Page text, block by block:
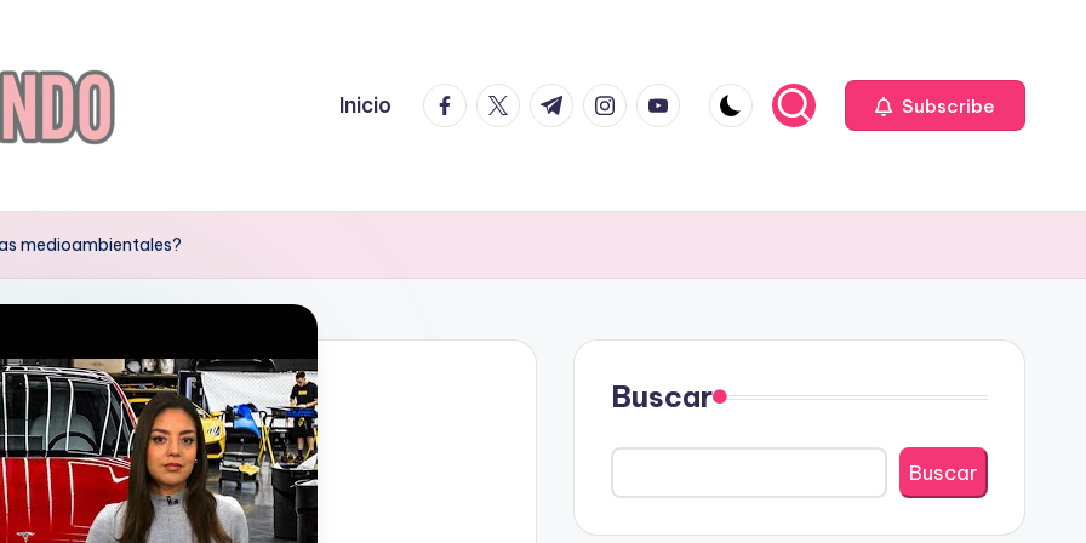
Inicio facebook.com
twitter.com
t.me instagram.com
youtube.com Subscribe
medioambientales?
Buscar
Buscar